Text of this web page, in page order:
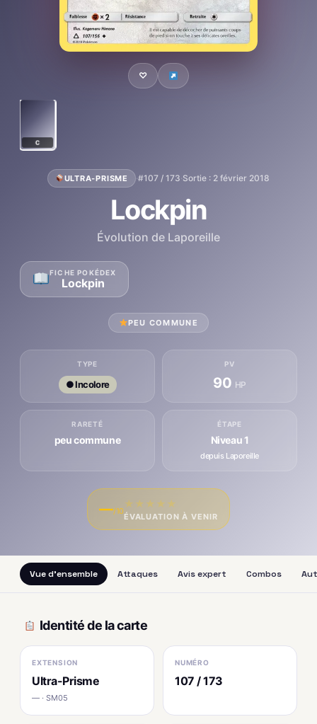
♡
C
ULTRA-PRISME ·#107 / 173·Sortie : 2 février 2018
Lockpin
Évolution de Laporeille
FICHE POKÉDEX
Lockpin
PEU COMMUNE
TYPE
● Incolore
PV
90 HP
RARETÉ
peu commune
ÉTAPE
Niveau 1
depuis Laporeille
—/10
★ ★ ★ ★ ★
ÉVALUATION À VENIR
Vue d'ensemble Attaques Avis expert Combos
Identité de la carte
EXTENSION
Ultra-Prisme
— · SM05
NUMÉRO
107 / 173